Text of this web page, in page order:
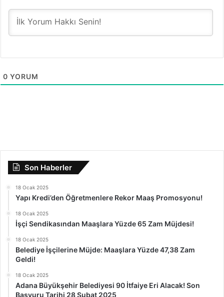
0 YORUM
Son Haberler
18 Ocak 2025
Yapı Kredi’den Öğretmenlere Rekor Maaş Promosyonu!
18 Ocak 2025
İşçi Sendikasından Maaşlara Yüzde 65 Zam Müjdesi!
18 Ocak 2025
Belediye İşçilerine Müjde: Maaşlara Yüzde 47,38 Zam
Geldi!
18 Ocak 2025
Adana Büyükşehir Belediyesi 90 İtfaiye Eri Alacak! Son
Başvuru Tarihi 28 Şubat 2025